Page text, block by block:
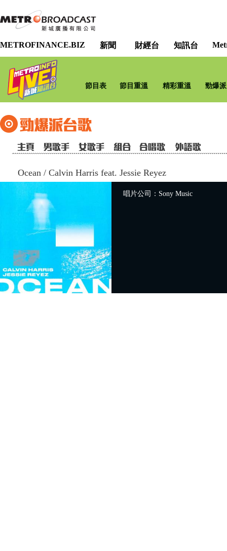
METROFINANCE.BIZ 新聞 財經台 知訊台
節目表 節目重溫 精彩重溫 勁爆
Ocean / Calvin Harris feat. Jessie Reyez
唱片公司：Sony Music